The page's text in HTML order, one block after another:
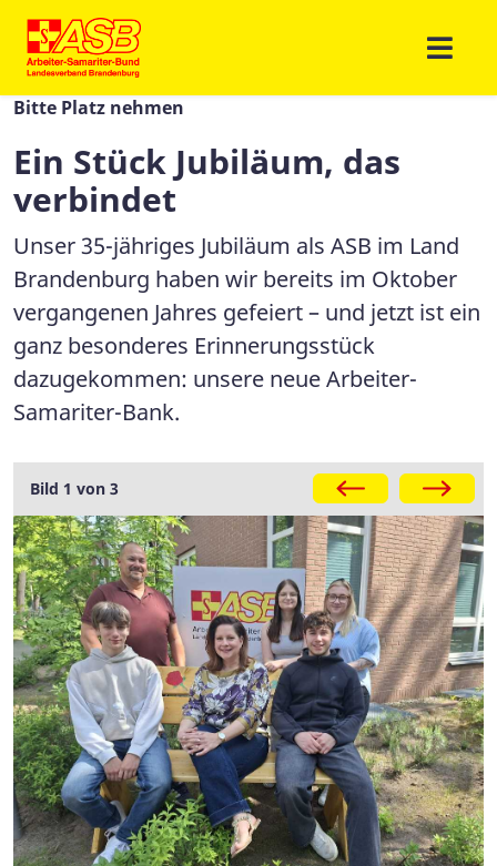
Bitte Platz nehmen
Ein Stück Jubiläum, das
verbindet
Unser 35-jähriges Jubiläum als ASB im Land
Brandenburg haben wir bereits im Oktober
vergangenen Jahres gefeiert – und jetzt ist ein
ganz besonderes Erinnerungsstück
dazugekommen: unsere neue Arbeiter-
Samariter-Bank.
Galerie
Bild 1 von 3